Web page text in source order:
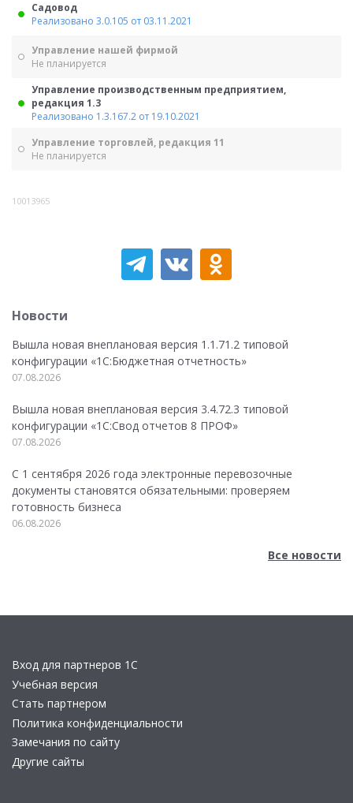
Садовод
Реализовано 3.0.105 от 03.11.2021
Управление нашей фирмой
Не планируется
Управление производственным предприятием,
редакция 1.3
Реализовано 1.3.167.2 от 19.10.2021
Управление торговлей, редакция 11
Не планируется
10013965
Новости
Вышла новая внеплановая версия 1.1.71.2 типовой
конфигурации «1C:Бюджетная отчетность»
07.08.2026
Вышла новая внеплановая версия 3.4.72.3 типовой
конфигурации «1C:Свод отчетов 8 ПРОФ»
07.08.2026
С 1 сентября 2026 года электронные перевозочные
документы становятся обязательными: проверяем
готовность бизнеса
06.08.2026
Все новости
Вход для партнеров 1С
Учебная версия
Стать партнером
Политика конфиденциальности
Замечания по сайту
Другие сайты